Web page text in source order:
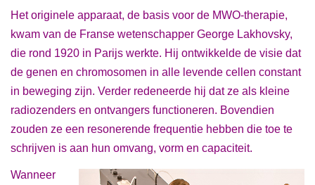
Het originele apparaat, de basis voor de MWO-therapie,
kwam van de Franse wetenschapper George Lakhovsky,
die rond 1920 in Parijs werkte. Hij ontwikkelde de visie dat
de genen en chromosomen in alle levende cellen constant
in beweging zijn. Verder redeneerde hij dat ze als kleine
radiozenders en ontvangers functioneren. Bovendien
zouden ze een resonerende frequentie hebben die toe te
schrijven is aan hun omvang, vorm en capaciteit.
Wanneer